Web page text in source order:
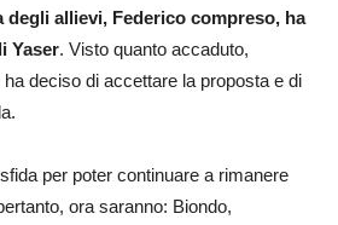
degli allievi, Federico compreso, ha
Yaser. Visto quanto accaduto,
deciso di accettare la proposta e di
per poter continuare a rimanere
ora saranno: Biondo,